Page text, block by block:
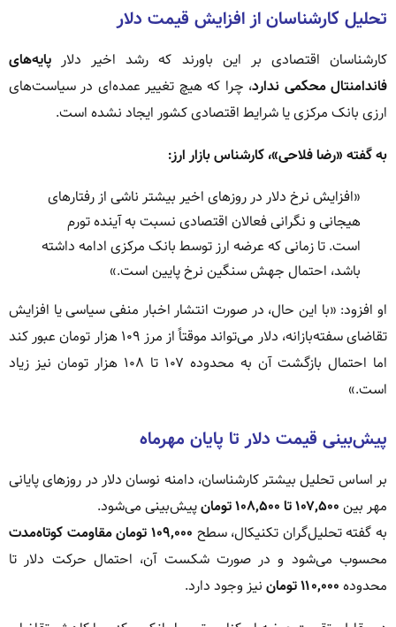
تحلیل کارشناسان از افزایش قیمت دلار
کارشناسان اقتصادی بر این باورند که رشد اخیر دلار پایه‌های
فاندامنتال محکمی ندارد، چرا که هیچ تغییر عمده‌ای در سیاست‌های
ارزی بانک مرکزی یا شرایط اقتصادی کشور ایجاد نشده است.
به گفته «رضا فلاحی»، کارشناس بازار ارز:
«افزایش نرخ دلار در روزهای اخیر بیشتر ناشی از رفتارهای
هیجانی و نگرانی فعالان اقتصادی نسبت به آینده تورم
است. تا زمانی که عرضه ارز توسط بانک مرکزی ادامه داشته
باشد، احتمال جهش سنگین نرخ پایین است.»
او افزود: «با این حال، در صورت انتشار اخبار منفی سیاسی یا افزایش
تقاضای سفته‌بازانه، دلار می‌تواند موقتاً از مرز ۱۰۹ هزار تومان عبور کند
اما احتمال بازگشت آن به محدوده ۱۰۷ تا ۱۰۸ هزار تومان نیز زیاد
است.»
پیش‌بینی قیمت دلار تا پایان مهرماه
بر اساس تحلیل بیشتر کارشناسان، دامنه نوسان دلار در روزهای پایانی
مهر بین ۱۰۷٬۵۰۰ تا ۱۰۸٬۵۰۰ تومان
پیش‌بینی می‌شود.
به گفته تحلیل‌گران تکنیکال، سطح ۱۰۹٬۰۰۰ تومان مقاومت کوتاه‌مدت
محسوب می‌شود و در صورت شکست آن، احتمال حرکت دلار تا
محدوده ۱۱۰٬۰۰۰ تومان
نیز وجود دارد.